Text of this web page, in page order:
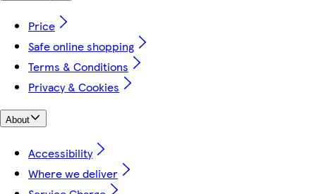
Price
Safe online shopping
Terms & Conditions
Privacy & Cookies
About
Accessibility
Where we deliver